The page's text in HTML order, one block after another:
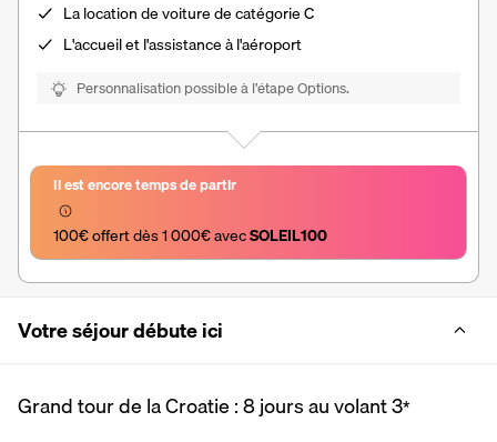
Lalocation de voiturede catégorie C
L'accueil et l'assistance à l'aéroport
Personnalisation possible à l’étape Options.
Il est encore temps de partir
100€ offert dès 1 000€ avec SOLEIL100
Votre séjour débute ici
Grand tour de la Croatie : 8 jours au volant3*